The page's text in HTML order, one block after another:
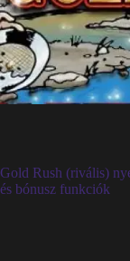
Gold Rush (rivális)
és bónusz funkciók